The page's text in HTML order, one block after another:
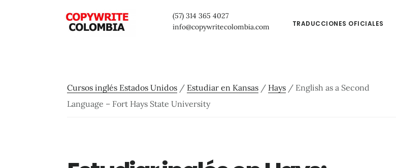
(57) 314 365 4027
info@copywritecolombia.com
TRADUCCIONES OFICIALES
Cursos inglés Estados Unidos / Estudiar en Kansas / Hays / English as a Second
Language – Fort Hays State University